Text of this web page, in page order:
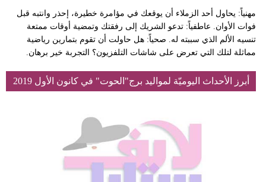
مهنياً: يحاول أحد الزملاء أن يوقعك في مؤامرة خطيرة، إحذر وانتبه قبل
فوات الأوان. عاطفياً: تدعو الشريك إلى رفقتك وتمضية أوقات ممتعة
تنسيه الألم الذي سببته له. صحياً: هل حاولت أن تقوم بتمارين رياضية
مماثلة لتلك التي تعرض على شاشات التلفزيون؟ التجربة خير برهان.
أبرز الأحداث اليوميّة لمواليد برج"الحوت" في كانون الأول 2019